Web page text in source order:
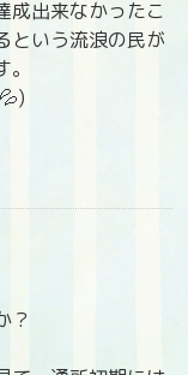
出来なかったこ
いう流浪の民が
？